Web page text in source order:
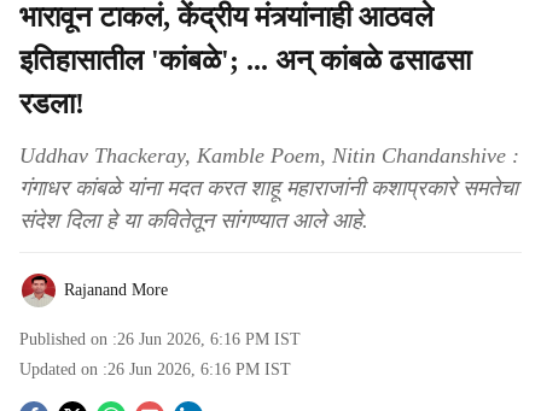
भारावून टाकलं, केंद्रीय मंत्र्यांनाही आठवले
इतिहासातील 'कांबळे'; ... अन् कांबळे ढसाढसा
रडला!
Uddhav Thackeray, Kamble Poem, Nitin Chandanshive :
गंगाधर कांबळे यांना मदत करत शाहू महाराजांनी कशाप्रकारे समतेचा
संदेश दिला हे या कवितेतून सांगण्यात आले आहे.
Rajanand More
Published on :26 Jun 2026, 6:16 PM IST
Updated on :26 Jun 2026, 6:16 PM IST